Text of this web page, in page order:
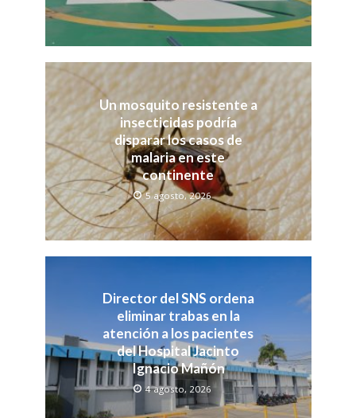
Un mosquito resistente a
insecticidas podría
disparar los casos de
malaria en este
continente
5 agosto, 2026
Director del SNS ordena
eliminar trabas en la
atención a los pacientes
del Hospital Jacinto
Ignacio Mañón
4 agosto, 2026